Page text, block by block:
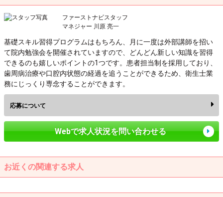
ファーストナビスタッフ
マネジャー 川原 亮一
基礎スキル習得プログラムはもちろん、月に一度は外部講師を招い
て院内勉強会を開催されていますので、どんどん新しい知識を習得
できるのも嬉しいポイントの1つです。患者担当制を採用しており、
歯周病治療や口腔内状態の経過を追うことができるため、衛生士業
務にじっくり専念することができます。
応募について
Webで求人状況を問い合わせる
お近くの関連する求人